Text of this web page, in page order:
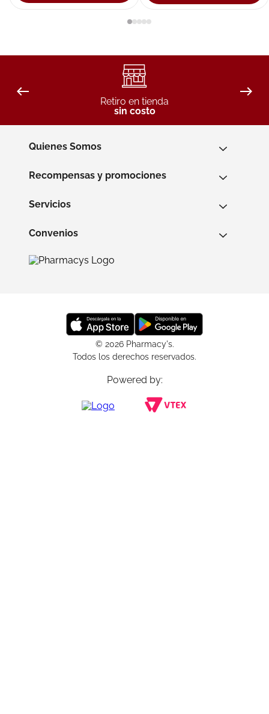
Retiro en tienda
sin costo
Quienes Somos
Recompensas y promociones
Servicios
Convenios
© 2026 Pharmacy's.
Todos los derechos reservados.
Powered by: